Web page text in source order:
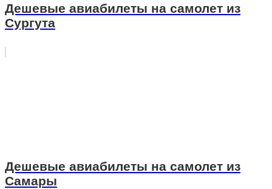
Дешевые авиабилеты на самолет из
Сургута
Дешевые авиабилеты на самолет из
Самары